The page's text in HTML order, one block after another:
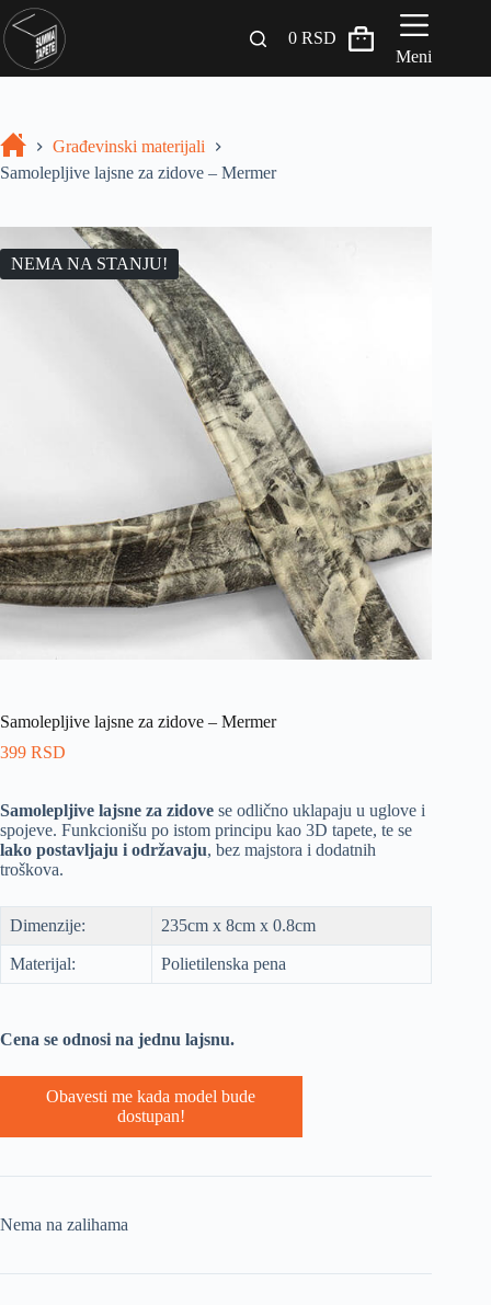
Drveni Pregradni Zidovi i Police
Građevinski materijali
INSPIRACIJA I IDEJE
BLOG
+381 65 558 4000
0RSD
Meni
Građevinski materijali
Samolepljive lajsne za zidove – Mermer
NEMA NA STANJU!
Samolepljive lajsne za zidove – Mermer
399 RSD
Samolepljive lajsne za zidove se odlično uklapaju u uglove i
spojeve. Funkcionišu po istom principu kao 3D tapete, te se
lako postavljaju i održavaju, bez majstora i dodatnih
troškova.
Dimenzije: 235cm x 8cm x 0.8cm
Materijal: Polietilenska pena
Cena se odnosi na jednu lajsnu.
Obavesti me kada model bude
dostupan!
Nema na zalihama